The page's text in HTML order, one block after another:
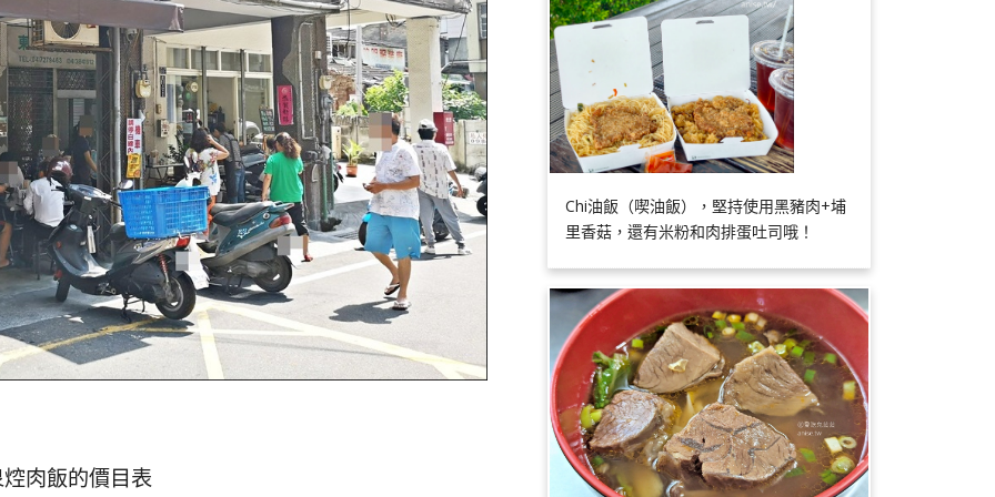
肉飯的價目表
Chi油飯（喫油飯），堅持使用黑豬肉+埔
里香菇，還有米粉和肉排蛋吐司哦！